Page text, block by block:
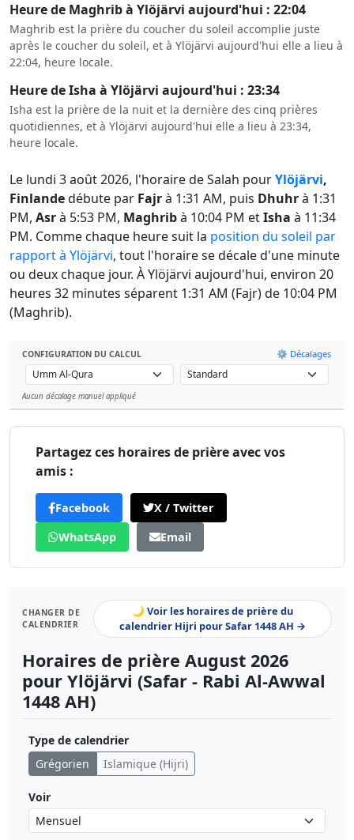
Heure de Maghrib à Ylöjärvi aujourd'hui : 22:04
Maghrib est la prière du coucher du soleil accomplie juste
après le coucher du soleil, et à Ylöjärvi aujourd'hui elle a lieu à
22:04, heure locale.
Heure de Isha à Ylöjärvi aujourd'hui : 23:34
Isha est la prière de la nuit et la dernière des cinq prières
quotidiennes, et à Ylöjärvi aujourd'hui elle a lieu à 23:34,
heure locale.
Le lundi 3 août 2026, l'horaire de Salah pourYlöjärvi,
Finlandedébute par Fajrà 1:31 AM, puis Dhuhrà 1:31
PM, Asrà 5:53 PM, Maghribà 10:04 PM etIsha à 11:34
PM. Comme chaque heure suit la position du soleil par
rapport à Ylöjärvi, tout l'horaire se décale d'une minute
ou deux chaque jour. À Ylöjärvi aujourd'hui, environ 20
heures 32 minutes séparent 1:31 AM (Fajr) de 10:04 PM
(Maghrib).
CONFIGURATION DU CALCUL ⚙️ Décalages
Aucun décalage manuel appliqué
Partagez ces horaires de prière avec vos
amis :
Facebook
X / Twitter
WhatsApp
Email
CHANGER DE
CALENDRIER
🌙 Voir les horaires de prière du
calendrier Hijri pour Safar 1448 AH →
Horaires de prière August 2026
pour Ylöjärvi (Safar - Rabi Al-Awwal
1448 AH)
Type de calendrier
Grégorien
Islamique (Hijri)
Voir